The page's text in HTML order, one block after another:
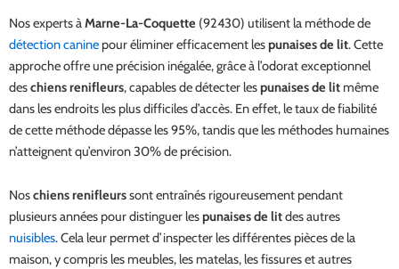
Nos experts à Marne-La-Coquette (92430) utilisent la méthode de
détection canine pour éliminer efficacement lespunaises de lit. Cette
approche offre une précision inégalée, grâce à l’odorat exceptionnel
deschiens renifleurs, capables de détecter lespunaises de lit même
dans les endroits les plus difficiles d’accès. En effet, le taux de fiabilité
de cette méthode dépasse les 95%, tandis que les méthodes humaines
n’atteignent qu’environ 30% de précision.
Noschiens renifleurssont entraînés rigoureusement pendant
plusieurs années pour distinguer lespunaises de litdes autres
nuisibles. Cela leur permet d’inspecter les différentes pièces de la
maison, y compris les meubles, les matelas, les fissures et autres